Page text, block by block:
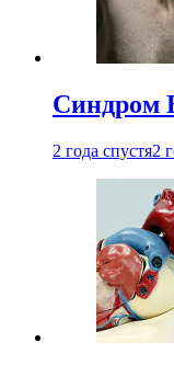
Синдром
2 года спустя2